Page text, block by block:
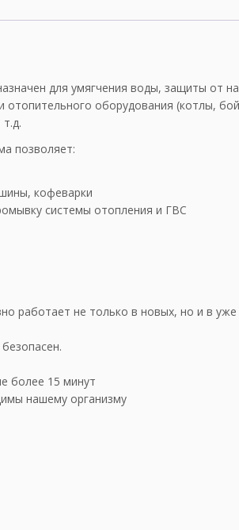
для умягчения воды, защиты от
отопительного оборудования (котлы,
позволяет:
кофеварки
системы отопления и ГВС
работает не только в новых, но и в уже
более 15 минут
нашему организму